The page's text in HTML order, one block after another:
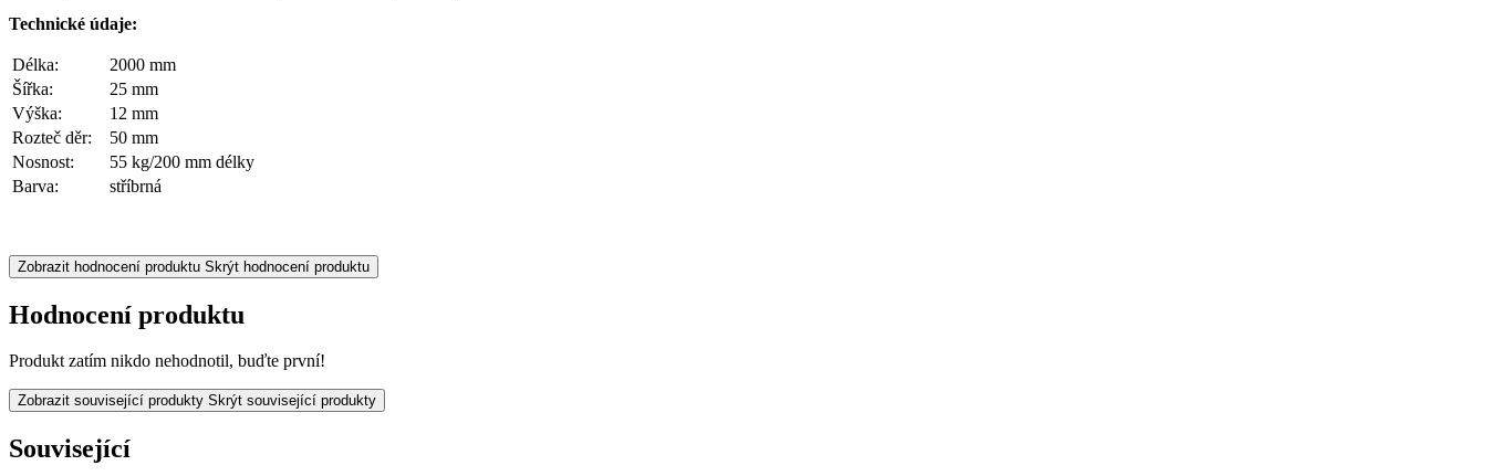
Technické údaje:
Délka:
2000 mm
Šířka:
25 mm
Výška:
12 mm
Rozteč děr:
50 mm
Nosnost:
55 kg/200 mm délky
Barva:
stříbrná
Zobrazit hodnocení produktu Skrýt hodnocení produktu
Hodnocení produktu
Produkt zatím nikdo nehodnotil, buďte první!
Zobrazit související produkty Skrýt související produkty
Související